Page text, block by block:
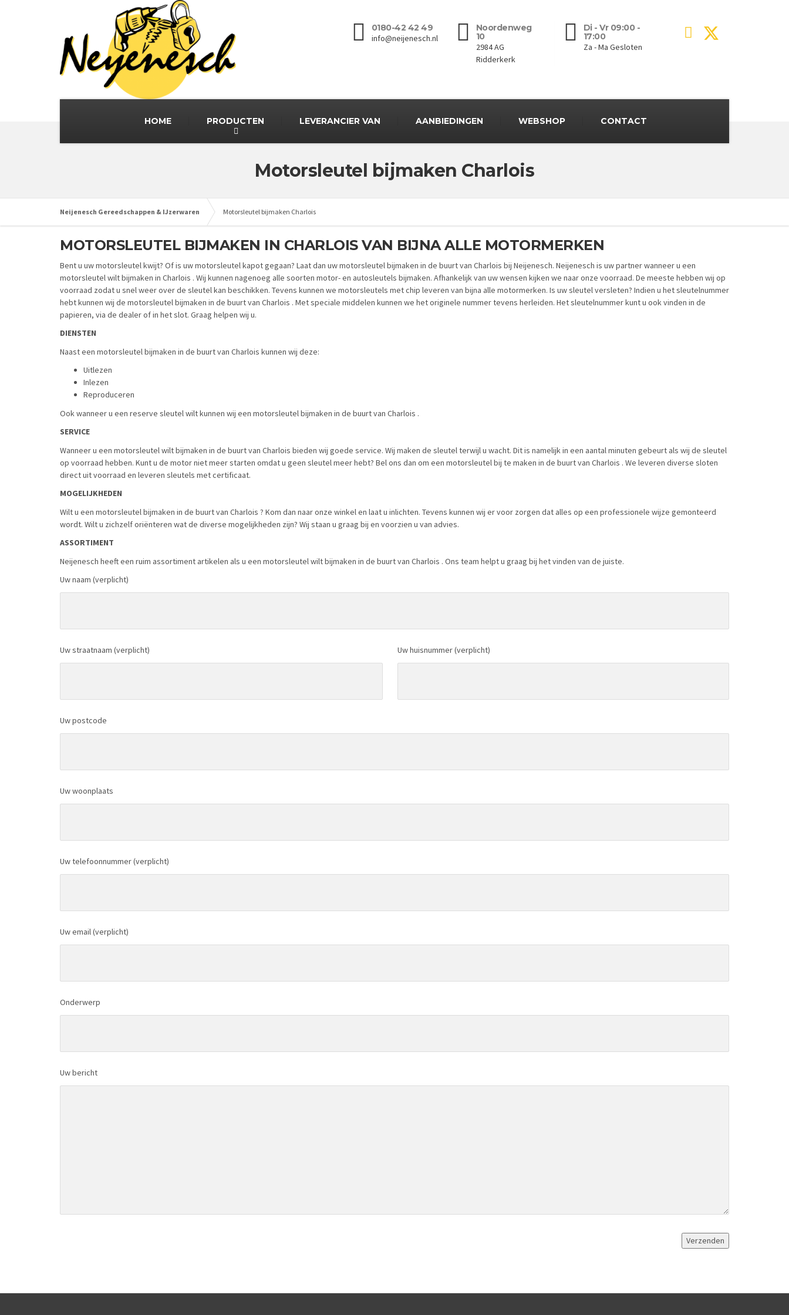
0180-42 42 49
info@neijenesch.nl
Noordenweg
10
2984 AG
Ridderkerk
Di - Vr 09:00 -
17:00
Za - Ma Gesloten
HOME PRODUCTEN LEVERANCIER VAN AANBIEDINGEN WEBSHOP CONTACT
Motorsleutel bijmaken Charlois
Neijenesch Gereedschappen & IJzerwaren Motorsleutel bijmaken Charlois
MOTORSLEUTEL BIJMAKEN IN CHARLOIS VAN BIJNA ALLE MOTORMERKEN
Bent u uw motorsleutel kwijt? Of is uw motorsleutel kapot gegaan? Laat dan uw motorsleutel bijmaken in de buurt van Charlois bij Neijenesch. Neijenesch is uw partner wanneer u een
motorsleutel wilt bijmaken in Charlois . Wij kunnen nagenoeg alle soorten motor- en autosleutels bijmaken. Afhankelijk van uw wensen kijken we naar onze voorraad. De meeste hebben wij op
voorraad zodat u snel weer over de sleutel kan beschikken. Tevens kunnen we motorsleutels met chip leveren van bijna alle motormerken. Is uw sleutel versleten? Indien u het sleutelnummer
hebt kunnen wij de motorsleutel bijmaken in de buurt van Charlois . Met speciale middelen kunnen we het originele nummer tevens herleiden. Het sleutelnummer kunt u ook vinden in de
papieren, via de dealer of in het slot. Graag helpen wij u.
DIENSTEN
Naast een motorsleutel bijmaken in de buurt van Charlois kunnen wij deze:
Uitlezen
Inlezen
Reproduceren
Ook wanneer u een reserve sleutel wilt kunnen wij een motorsleutel bijmaken in de buurt van Charlois .
SERVICE
Wanneer u een motorsleutel wilt bijmaken in de buurt van Charlois bieden wij goede service. Wij maken de sleutel terwijl u wacht. Dit is namelijk in een aantal minuten gebeurt als wij de sleutel
op voorraad hebben. Kunt u de motor niet meer starten omdat u geen sleutel meer hebt? Bel ons dan om een motorsleutel bij te maken in de buurt van Charlois . We leveren diverse sloten
direct uit voorraad en leveren sleutels met certificaat.
MOGELIJKHEDEN
Wilt u een motorsleutel bijmaken in de buurt van Charlois ? Kom dan naar onze winkel en laat u inlichten. Tevens kunnen wij er voor zorgen dat alles op een professionele wijze gemonteerd
wordt. Wilt u zichzelf oriënteren wat de diverse mogelijkheden zijn? Wij staan u graag bij en voorzien u van advies.
ASSORTIMENT
Neijenesch heeft een ruim assortiment artikelen als u een motorsleutel wilt bijmaken in de buurt van Charlois . Ons team helpt u graag bij het vinden van de juiste.
Uw naam (verplicht)
Uw straatnaam (verplicht) Uw huisnummer (verplicht)
Uw postcode
Uw woonplaats
Uw telefoonnummer (verplicht)
Uw email (verplicht)
Onderwerp
Uw bericht